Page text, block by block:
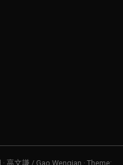
高文謙 / Gao Wenqian · Theme: